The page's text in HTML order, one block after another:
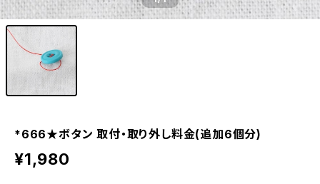
*666★ボタン 取付・取り外し料金(追加6個分)
¥1,980